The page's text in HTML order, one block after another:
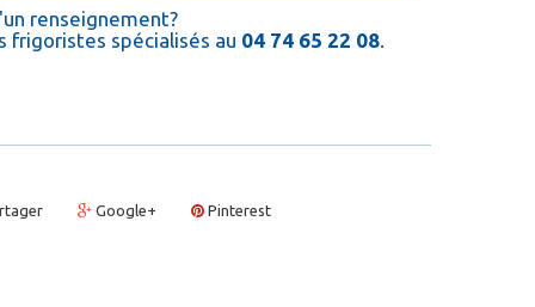
renseignement?
frigoristes spécialisés au 04 74 65 22 08.
Google+ Pinterest